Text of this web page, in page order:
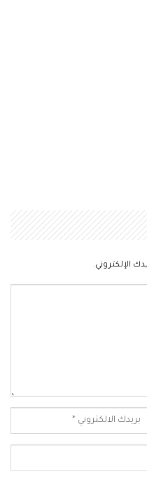
الإلكتروني.